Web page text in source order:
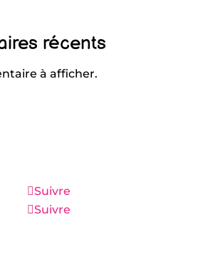
récents
à afficher.
Suivre
Suivre